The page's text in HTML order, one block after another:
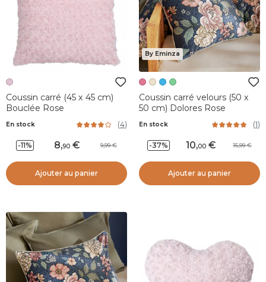
Coussin carré (45 x 45 cm)
Bouclée Rose
En stock (4)
-11% 8,90 9,99
Ajouter au panier
By Eminza
Coussin carré velours (50 x
50 cm) Dolores Rose
En stock (1)
-37% 10,00 15,99
Ajouter au panier